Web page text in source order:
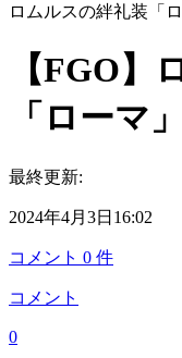
ロムルスの絆礼装「
【FGO】
「ローマ
最終更新:
2024年4月3日16:02
コメント 0 件
コメント
0